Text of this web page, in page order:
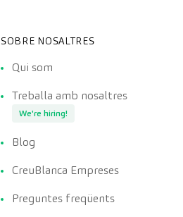
SOBRE NOSALTRES
Qui som
Treballa amb nosaltres
We're hiring!
Blog
CreuBlanca Empreses
Preguntes freqüents